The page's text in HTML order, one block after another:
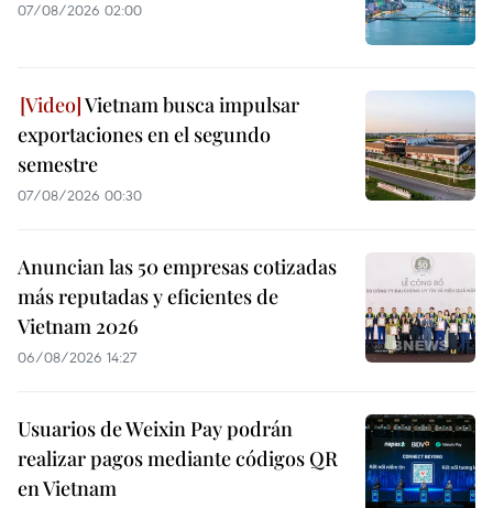
07/08/2026 02:00
Vietnam busca impulsar
exportaciones en el segundo
semestre
07/08/2026 00:30
Anuncian las 50 empresas cotizadas
más reputadas y eficientes de
Vietnam 2026
06/08/2026 14:27
Usuarios de Weixin Pay podrán
realizar pagos mediante códigos QR
en Vietnam